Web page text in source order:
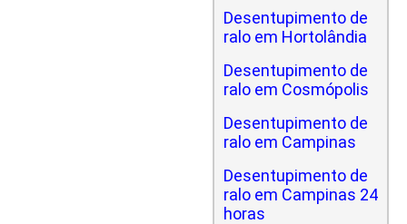
Desentupimento de
ralo em Hortolândia
Desentupimento de
ralo em Cosmópolis
Desentupimento de
ralo em Campinas
Desentupimento de
ralo em Campinas 24
horas